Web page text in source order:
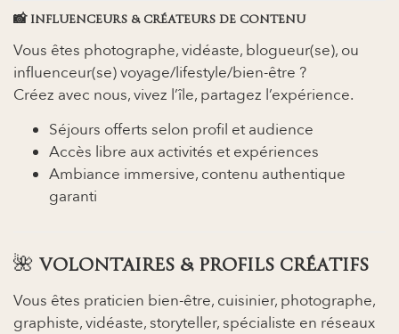
📸 INFLUENCEURS & CRÉATEURS DE CONTENU
Vous êtes photographe, vidéaste, blogueur(se), ou
influenceur(se) voyage/lifestyle/bien-être ?
Créez avec nous, vivez l’île, partagez l’expérience.
Séjours offerts selon profil et audience
Accès libre aux activités et expériences
Ambiance immersive, contenu authentique
garanti
🌺 VOLONTAIRES & PROFILS CRÉATIFS
Vous êtes praticien bien-être, cuisinier, photographe,
graphiste, vidéaste, storyteller, spécialiste en réseaux